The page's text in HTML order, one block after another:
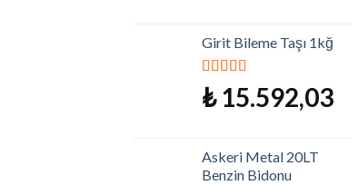
Girit Bileme Taşı 1kğ
5 üzerinden
5.00oy aldı
₺15.592,03
Askeri Metal 20LT
Benzin Bidonu